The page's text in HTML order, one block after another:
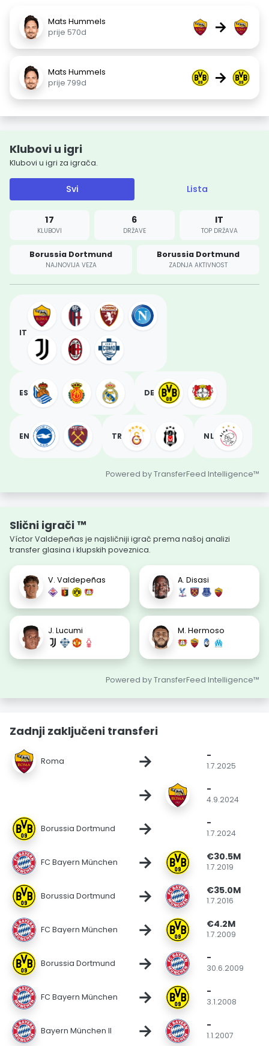
Mats Hummels
prije 570d
→
Mats Hummels
prije 799d
→
Klubovi u igri
Klubovi u igri za igrača.
Svi Lista
17
KLUBOVI
6
DRŽAVE
IT
TOP DRŽAVA
Borussia Dortmund
NAJNOVIJA VEZA
Borussia Dortmund
ZADNJA AKTIVNOST
IT
ES DE
EN TR NL
Powered by TransferFeed Intelligence™
Slični igrači ™
Víctor Valdepeñas je najsličniji igrač prema našoj analizi
transfer glasina i klupskih poveznica.
V. Valdepeñas A. Disasi
J. Lucumi M. Hermoso
Powered by TransferFeed Intelligence™
Zadnji zaključeni transferi
Roma → -
1.7.2025
→ -
4.9.2024
Borussia Dortmund → -
1.7.2024
FC Bayern München → €30.5M
1.7.2019
Borussia Dortmund → €35.0M
1.7.2016
FC Bayern München → €4.2M
1.7.2009
Borussia Dortmund → -
30.6.2009
FC Bayern München → -
3.1.2008
Bayern München II → -
1.1.2007